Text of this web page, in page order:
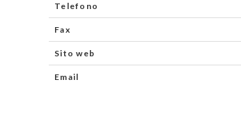
Telefono
Fax
Sito web
Email